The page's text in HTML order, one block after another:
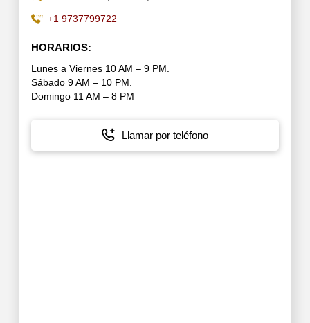
+1 9737799722
HORARIOS:
Lunes a Viernes 10 AM – 9 PM.
Sábado 9 AM – 10 PM.
Domingo 11 AM – 8 PM
Llamar por teléfono